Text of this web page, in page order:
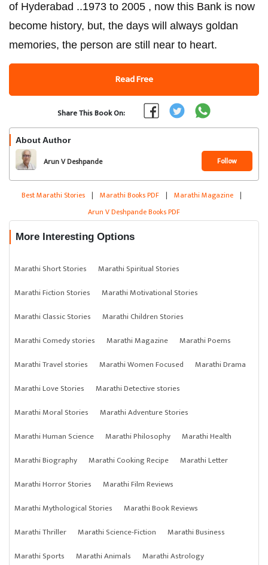
of Hyderabad ..1973 to 2005 , now this Bank is now
become history, but, the days will always goldan
memories, the person are still near to heart.
Read Free
Share This Book On:
About Author
Arun V Deshpande Follow
Best Marathi Stories | Marathi Books PDF | Marathi Magazine |
Arun V Deshpande Books PDF
More Interesting Options
Marathi Short Stories
Marathi Spiritual Stories
Marathi Fiction Stories
Marathi Motivational Stories
Marathi Classic Stories
Marathi Children Stories
Marathi Comedy stories
Marathi Magazine
Marathi Poems
Marathi Travel stories
Marathi Women Focused
Marathi Drama
Marathi Love Stories
Marathi Detective stories
Marathi Moral Stories
Marathi Adventure Stories
Marathi Human Science
Marathi Philosophy
Marathi Health
Marathi Biography
Marathi Cooking Recipe
Marathi Letter
Marathi Horror Stories
Marathi Film Reviews
Marathi Mythological Stories
Marathi Book Reviews
Marathi Thriller
Marathi Science-Fiction
Marathi Business
Marathi Sports
Marathi Animals Marathi Astrology